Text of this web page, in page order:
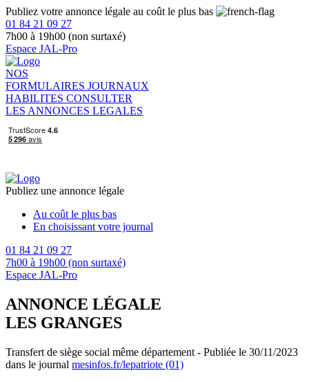
Publiez votre annonce légale au coût le plus bas
01 84 21 09 27
7h00 à 19h00 (non surtaxé)
Espace JAL-Pro
NOS
FORMULAIRES JOURNAUX
HABILITES CONSULTER
LES ANNONCES LEGALES
Publiez une annonce légale
Au coût le plus bas
En choisissant votre journal
01 84 21 09 27
7h00 à 19h00 (non surtaxé)
Espace JAL-Pro
ANNONCE LÉGALE
LES GRANGES
Transfert de siège social même département - Publiée le 30/11/2023
dans le journal mesinfos.fr/lepatriote (01)